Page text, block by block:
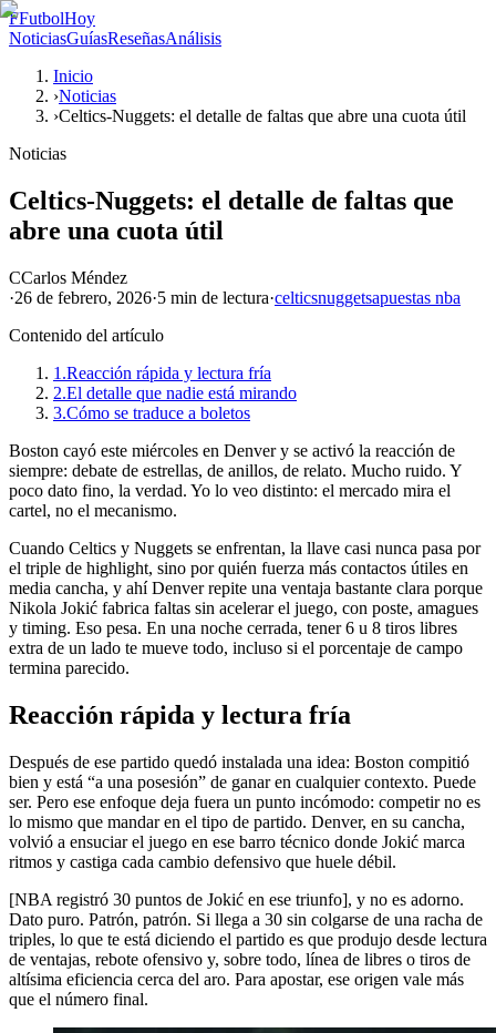
FFutbolHoy
NoticiasGuíasReseñasAnálisis
Inicio
›Noticias
›Celtics-Nuggets: el detalle de faltas que abre una cuota útil
Noticias
Celtics-Nuggets: el detalle de faltas que
abre una cuota útil
CCarlos Méndez
·26 de febrero, 2026·5 min de lectura·celticsnuggetsapuestas nba
Contenido del artículo
1.Reacción rápida y lectura fría
2.El detalle que nadie está mirando
3.Cómo se traduce a boletos
Boston cayó este miércoles en Denver y se activó la reacción de
siempre: debate de estrellas, de anillos, de relato. Mucho ruido. Y
poco dato fino, la verdad. Yo lo veo distinto: el mercado mira el
cartel, no el mecanismo.
Cuando Celtics y Nuggets se enfrentan, la llave casi nunca pasa por
el triple de highlight, sino por quién fuerza más contactos útiles en
media cancha, y ahí Denver repite una ventaja bastante clara porque
Nikola Jokić fabrica faltas sin acelerar el juego, con poste, amagues
y timing. Eso pesa. En una noche cerrada, tener 6 u 8 tiros libres
extra de un lado te mueve todo, incluso si el porcentaje de campo
termina parecido.
Reacción rápida y lectura fría
Después de ese partido quedó instalada una idea: Boston compitió
bien y está “a una posesión” de ganar en cualquier contexto. Puede
ser. Pero ese enfoque deja fuera un punto incómodo: competir no es
lo mismo que mandar en el tipo de partido. Denver, en su cancha,
volvió a ensuciar el juego en ese barro técnico donde Jokić marca
ritmos y castiga cada cambio defensivo que huele débil.
[NBA registró 30 puntos de Jokić en ese triunfo], y no es adorno.
Dato puro. Patrón, patrón. Si llega a 30 sin colgarse de una racha de
triples, lo que te está diciendo el partido es que produjo desde lectura
de ventajas, rebote ofensivo y, sobre todo, línea de libres o tiros de
altísima eficiencia cerca del aro. Para apostar, ese origen vale más
que el número final.